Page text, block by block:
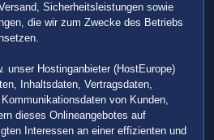
Sicherheitsleistungen sowie
die wir zum Zwecke des Betriebs
unser Hostinganbieter (HostEurope)
Inhaltsdaten, Vertragsdaten,
von Kunden,
dieses Onlineangebotes auf
Interessen an einer effizienten und